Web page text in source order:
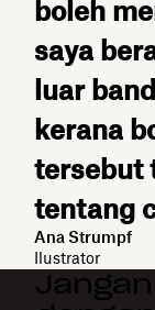
boleh
saya
luar
kerana
tersebut
tentang
Ana Strumpf
Ilustrator